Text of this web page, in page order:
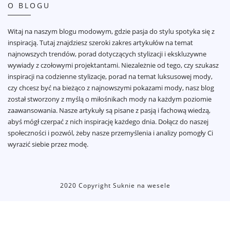
O BLOGU
Witaj na naszym blogu modowym, gdzie pasja do stylu spotyka się z
inspiracją. Tutaj znajdziesz szeroki zakres artykułów na temat
najnowszych trendów, porad dotyczących stylizacji i ekskluzywne
wywiady z czołowymi projektantami. Niezależnie od tego, czy szukasz
inspiracji na codzienne stylizacje, porad na temat luksusowej mody,
czy chcesz być na bieżąco z najnowszymi pokazami mody, nasz blog
został stworzony z myślą o miłośnikach mody na każdym poziomie
zaawansowania. Nasze artykuły są pisane z pasją i fachową wiedzą,
abyś mógł czerpać z nich inspirację każdego dnia. Dołącz do naszej
społeczności i pozwól, żeby nasze przemyślenia i analizy pomogły Ci
wyrazić siebie przez modę.
2020 Copyright Suknie na wesele